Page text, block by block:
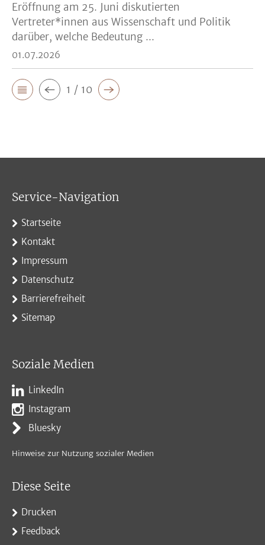
Eröffnung am 25. Juni diskutierten
Vertreter*innen aus Wissenschaft und Politik
darüber, welche Bedeutung ...
01.07.2026
1 / 10
Service-Navigation
Startseite
Kontakt
Impressum
Datenschutz
Barrierefreiheit
Sitemap
Soziale Medien
LinkedIn
Instagram
Bluesky
Hinweise zur Nutzung sozialer Medien
Diese Seite
Drucken
Feedback